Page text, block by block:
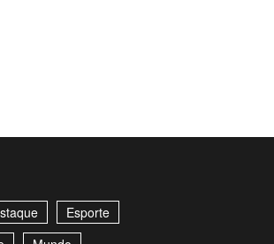
Esporte